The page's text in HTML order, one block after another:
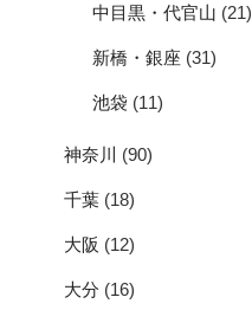
中目黒・代官山 (21)
新橋・銀座 (31)
池袋 (11)
神奈川 (90)
千葉 (18)
大阪 (12)
大分 (16)